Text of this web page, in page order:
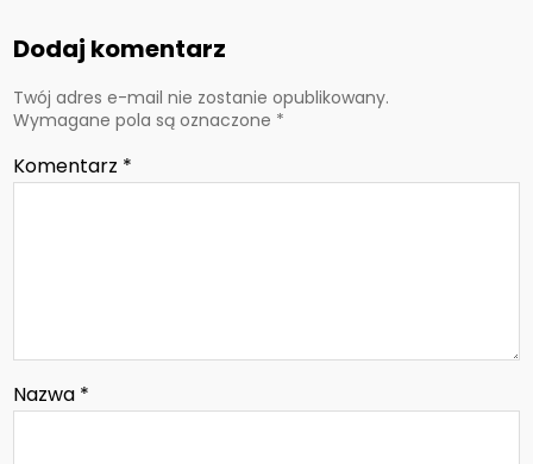
Dodaj komentarz
Twój adres e-mail nie zostanie opublikowany.
Wymagane pola są oznaczone *
Komentarz *
Nazwa *